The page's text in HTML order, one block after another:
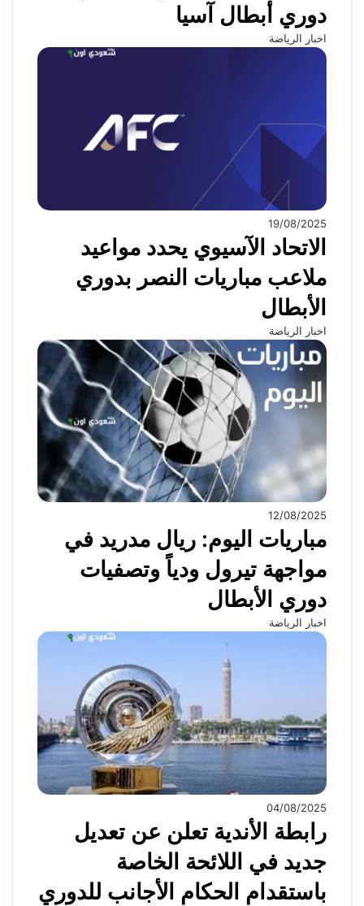
دوري أبطال آسيا
اخبار الرياضة
19/08/2025
الاتحاد الآسيوي يحدد مواعيد
ملاعب مباريات النصر بدوري
الأبطال
اخبار الرياضة
12/08/2025
مباريات اليوم: ريال مدريد في
مواجهة تيرول ودياً وتصفيات
دوري الأبطال
اخبار الرياضة
04/08/2025
رابطة الأندية تعلن عن تعديل
جديد في اللائحة الخاصة
باستقدام الحكام الأجانب للدوري